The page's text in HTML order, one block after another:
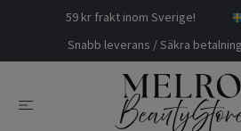
59 kr frakt inom Sverige!
Snabb leverans / Säkra